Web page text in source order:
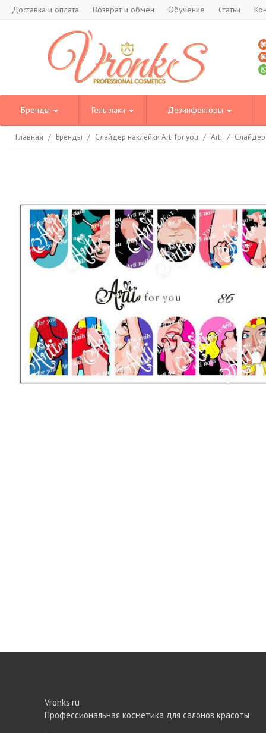
Доставка и оплата Возврат и обмен Обучение Статьи
Бренды Гель-лаки Дезинфекторы
Главная / Бренды / Слайдер наклейки Arti for you / Arti /
Vronks.ru
Профессиональная косметика для салонов красоты